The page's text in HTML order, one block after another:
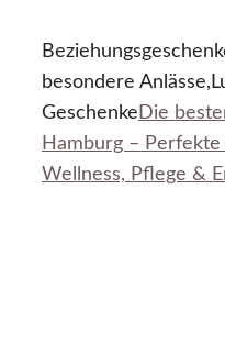
besondere
Geschenke Die
Hamburg –
Wellness, Pflege &